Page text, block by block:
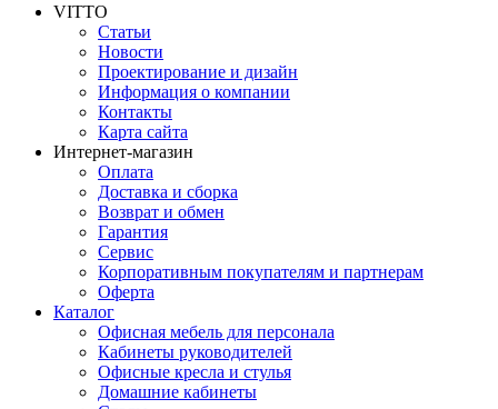
VITTO
Статьи
Новости
Проектирование и дизайн
Информация о компании
Контакты
Карта сайта
Интернет-магазин
Оплата
Доставка и сборка
Возврат и обмен
Гарантия
Сервис
Корпоративным покупателям и партнерам
Оферта
Каталог
Офисная мебель для персонала
Кабинеты руководителей
Офисные кресла и стулья
Домашние кабинеты